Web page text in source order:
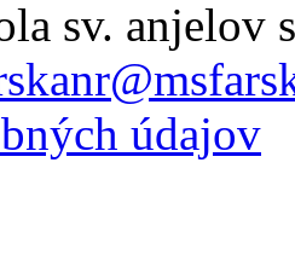
sv. anjelov
údajov